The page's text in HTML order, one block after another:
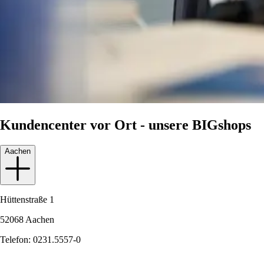
Kundencenter vor Ort - unsere BIGshops
Aachen
Hüttenstraße 1
52068 Aachen
Telefon: 0231.5557-0